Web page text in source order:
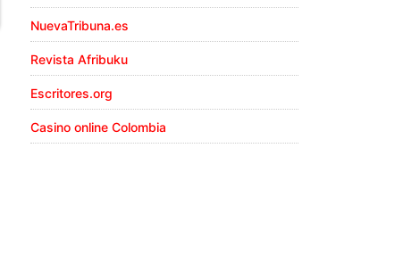
NuevaTribuna.es
Revista Afribuku
Escritores.org
Casino online Colombia